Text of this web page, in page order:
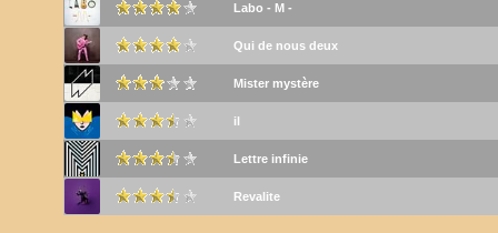
Labo - M -
Qui de nous deux
Mister mystère
il
Lettre infinie
Revalite